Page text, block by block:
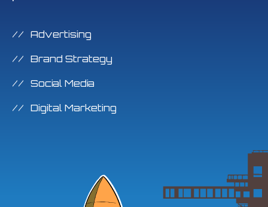
Advertising
Brand Strategy
Social Media
Digital Marketing